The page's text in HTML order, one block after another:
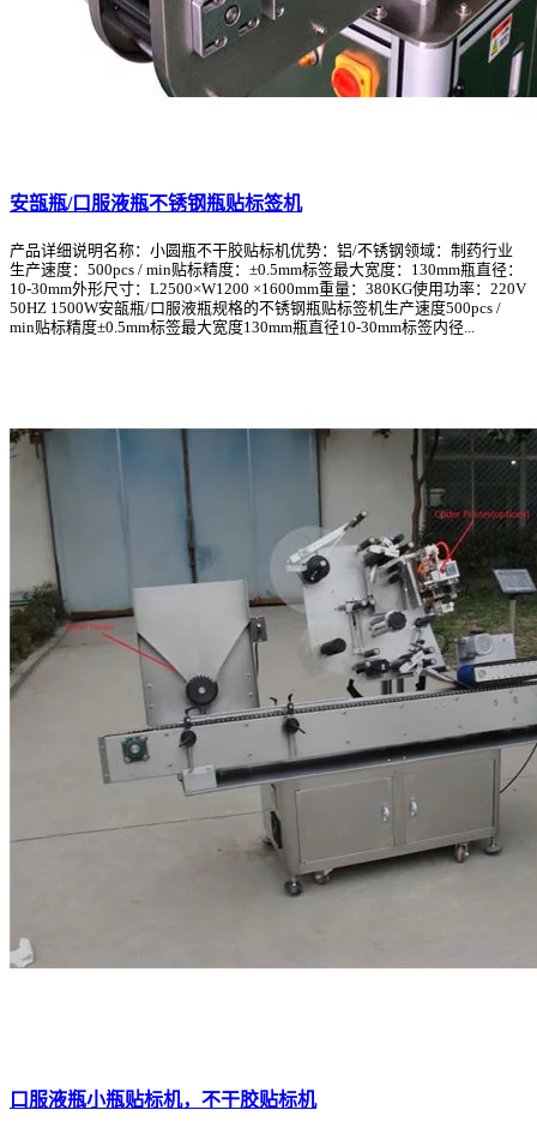
安瓿瓶/口服液瓶不锈钢瓶贴标签机
产品详细说明名称：小圆瓶不干胶贴标机优势：铝/不锈钢领域：制药行业
生产速度：500pcs / min贴标精度：±0.5mm标签最大宽度：130mm瓶直径：
10-30mm外形尺寸：L2500×W1200 ×1600mm重量：380KG使用功率：220V
50HZ 1500W安瓿瓶/口服液瓶规格的不锈钢瓶贴标签机生产速度500pcs /
min贴标精度±0.5mm标签最大宽度130mm瓶直径10-30mm标签内径...
口服液瓶小瓶贴标机，不干胶贴标机